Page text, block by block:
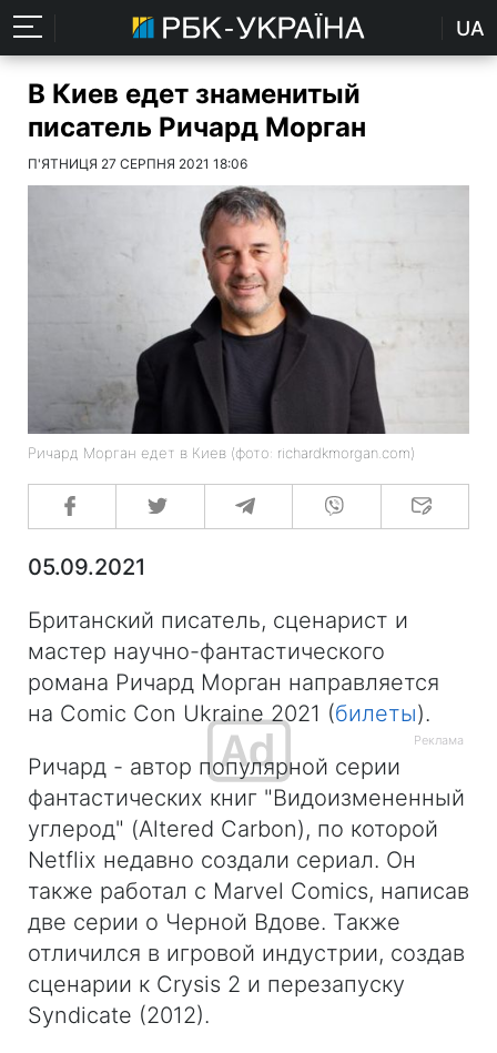
UA
В Киев едет знаменитый
писатель Ричард Морган
П'ЯТНИЦЯ 27 СЕРПНЯ 2021 18:06
Ричард Морган едет в Киев (фото: richardkmorgan.com)
05.09.2021
Британский писатель, сценарист и
мастер научно-фантастического
романа Ричард Морган направляется
на Comic Con Ukraine 2021 (билеты).
Ричард - автор популярной серии
фантастических книг "Видоизмененный
углерод" (Altered Carbon), по которой
Netflix недавно создали сериал. Он
также работал с Marvel Comics, написав
две серии о Черной Вдове. Также
отличился в игровой индустрии, создав
сценарии к Crysis 2 и перезапуску
Syndicate (2012).